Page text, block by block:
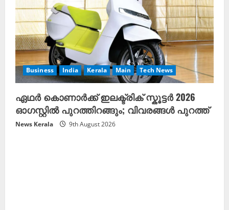
Business India Kerala Main Tech News
ഏഥർ കൊണാർക്ക് ഇലക്ട്രിക് സ്കൂട്ടർ 2026
ഓഗസ്റ്റിൽ പുറത്തിറങ്ങും; വിവരങ്ങൾ പുറത്ത്
News Kerala 9th August 2026